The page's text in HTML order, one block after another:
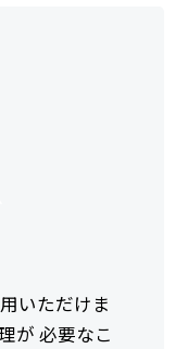
いただけま
が 必要なこ